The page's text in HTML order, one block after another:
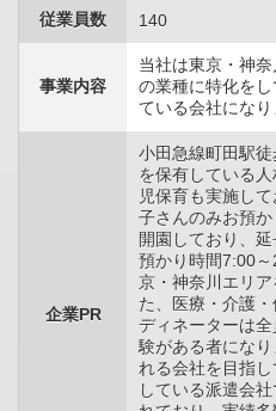
従業員数 140
事業内容
当社は東京・神
の業種に特化を
ている会社になり
企業PR
小田急線町田駅
を保有している
児保育も実施し
子さんのみお預
開園しており、
預かり時間7:00
京・神奈川エリ
た、医療・介護
ディネーターは
験がある者にな
れる会社を目指
している派遣会